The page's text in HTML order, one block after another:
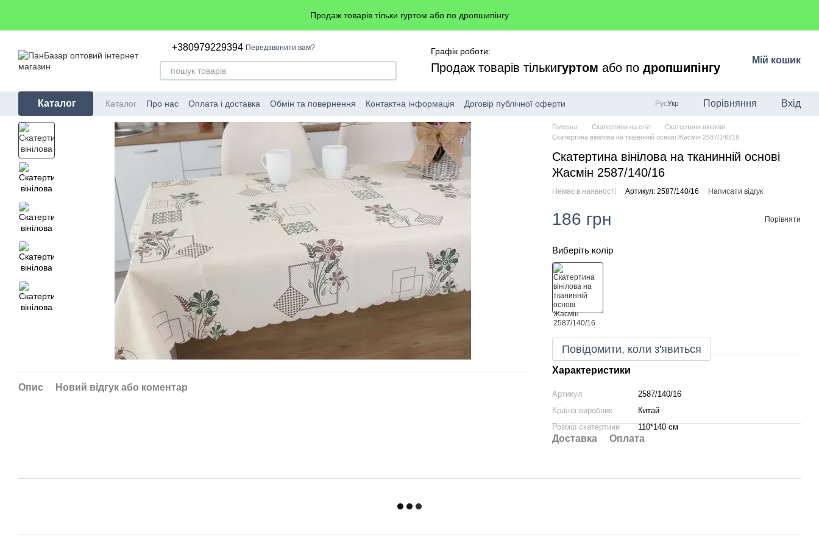
Продаж товарів тільки гуртом або по дропшипінгу
+380979229394 Передзвонити вам? Графік роботи:
Продаж товарів тількигуртом або по дропшипінгу
Мій кошик
Каталог Каталог Про нас Оплата і доставка Обмін та повернення Контактна інформація Договір публічної оферти РусУкр Порівняння Вхід
Опис Новий відгук або коментар
Головна Скатертини на стіл
Скатертини вінілові
Скатертина вінілова на тканинній основі Жасмін 2587/140/16
Скатертина вінілова на тканинній основі
Жасмін 2587/140/16
Немає в наявності Артикул: 2587/140/16 Написати відгук
186 грн Порівняти
Виберіть колір
Повідомити, коли з'явиться
Характеристики
Артикул
2587/140/16
Країна виробник
Китай
Розмір скатертини
110*140 см
Доставка Оплата